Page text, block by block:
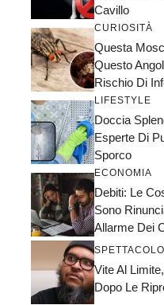
Cavillo
CURIOSITÀ
Questa
Questo
Rischio Di
LIFESTYLE
Doccia
Esperte Di
Sporco
ECONOMIA
Debiti: Le
Sono
Allarme Dei
SPETTACOLO
Vite Al
Dopo Le